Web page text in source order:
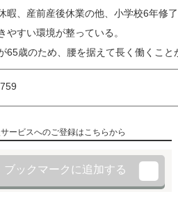
暇、産前産後休業の他、小学校6年修
やすい環境が整っている。
65歳のため、腰を据えて長く働くこと
ービスへのご登録はこちらから